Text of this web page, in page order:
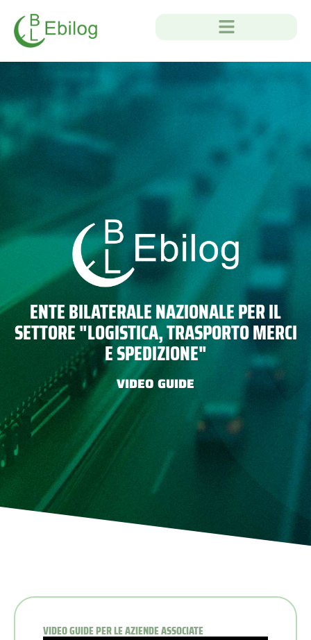
ENTE BILATERALE NAZIONALE PER IL
SETTORE "LOGISTICA, TRASPORTO MERCI
E SPEDIZIONE"
VIDEO GUIDE
VIDEO GUIDE PER LE AZIENDE ASSOCIATE